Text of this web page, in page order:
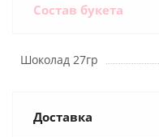
Состав букета
Шоколад 27гр
Доставка